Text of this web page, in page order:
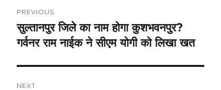
navigation
PREVIOUS
Previous
post:
सुल्तानपुर जिले का नाम होगा कुशभवनपुर?
गर्वनर राम नाईक ने सीएम योगी को लिखा खत
NEXT